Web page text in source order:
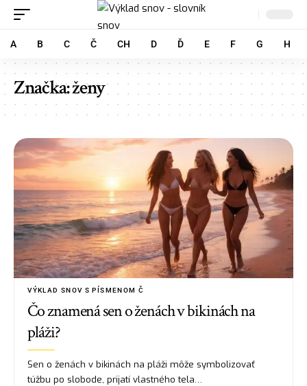
A B C Č CH D Ď E F G H
Značka:ženy
VÝKLAD SNOV S PÍSMENOM Č
Čo znamená sen o ženách v bikinách na
pláži?
Sen o ženách v bikinách na pláži môže symbolizovať
túžbu po slobode, prijatí vlastného tela…